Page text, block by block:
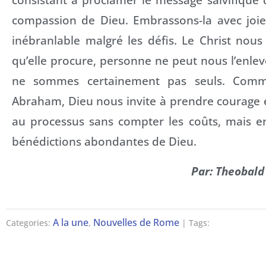
compassion de Dieu. Embrassons-la avec
inébranlable malgré les défis. Le Christ
qu’elle procure, personne ne peut nous
ne sommes certainement pas seuls.
Abraham, Dieu nous invite à prendre courage
au processus sans compter les coûts, mais
bénédictions abondantes de Dieu.
Par:
Categories: A la une, Nouvelles de Rome | Tags: